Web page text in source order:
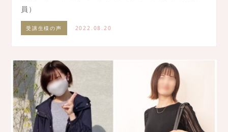
員）
受講生様の声 2022.08.20